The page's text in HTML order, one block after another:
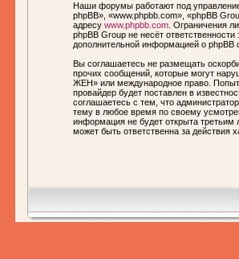
Наши форумы работают под
phpBB», «www.phpbb.com», «phpBB
адресу www.phpbb.com . Ограничения
phpBB Group не несёт
дополнительной информацией о phpBB
Вы соглашаетесь не размещать
прочих сообщений, которые могут
ЖЕН» или международное право.
провайдер будет поставлен в
соглашаетесь с тем, что
тему в любое время по своему
информация не будет открыта
может быть ответственна за действия